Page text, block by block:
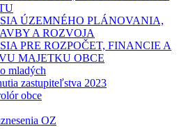
ÚZEMNÉHO PLÁNOVANIA,
A ROZVOJA
PRE ROZPOČET, FINANCIE A
MAJETKU OBCE
mladých
zastupiteľstva 2023
obce
OZ